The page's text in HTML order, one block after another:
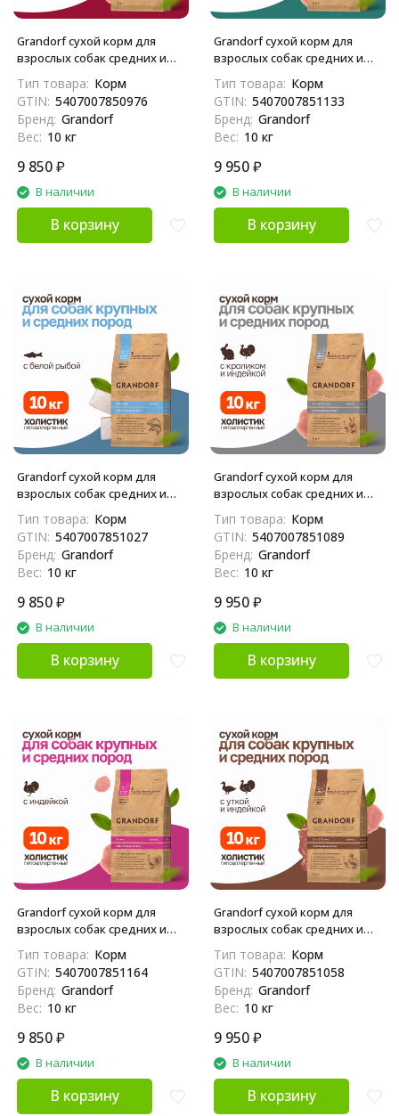
Grandorf сухой корм для
взрослых собак средних и
индейкой - 10 кг
Тип товара: Корм
GTIN: 5407007850976
Бренд: Grandorf
Вес: 10 кг
9 850₽
В наличии
В корзину
Grandorf сухой корм для
взрослых собак средних и
видами мяса - 10 кг
Тип товара: Корм
GTIN: 5407007851133
Бренд: Grandorf
Вес: 10 кг
9 950₽
В наличии
В корзину
Grandorf сухой корм для
взрослых собак средних и
рыбой - 10 кг
Тип товара: Корм
GTIN: 5407007851027
Бренд: Grandorf
Вес: 10 кг
9 850₽
В наличии
В корзину
Grandorf сухой корм для
взрослых собак средних и
индейкой - 10 кг
Тип товара: Корм
GTIN: 5407007851089
Бренд: Grandorf
Вес: 10 кг
9 950₽
В наличии
В корзину
Grandorf сухой корм для
взрослых собак средних и
10 кг
Тип товара: Корм
GTIN: 5407007851164
Бренд: Grandorf
Вес: 10 кг
9 850₽
В наличии
В корзину
Grandorf сухой корм для
взрослых собак средних и
индейкой - 10 кг
Тип товара: Корм
GTIN: 5407007851058
Бренд: Grandorf
Вес: 10 кг
9 950₽
В наличии
В корзину